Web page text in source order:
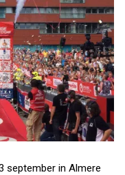
september in Almere